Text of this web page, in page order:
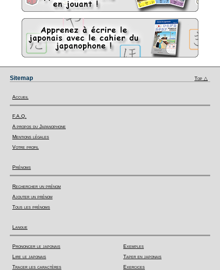
Sitemap Top △
Accueil
F.A.Q.
A propos du Japanophone
Mentions légales
Votre profil
Prénoms
Rechercher un prénom
Ajouter un prénom
Tous les prénoms
Langue
Prononcer le japonais
Lire le japonais
Tracer les caractères
Exemples
Taper en japonais
Exercices